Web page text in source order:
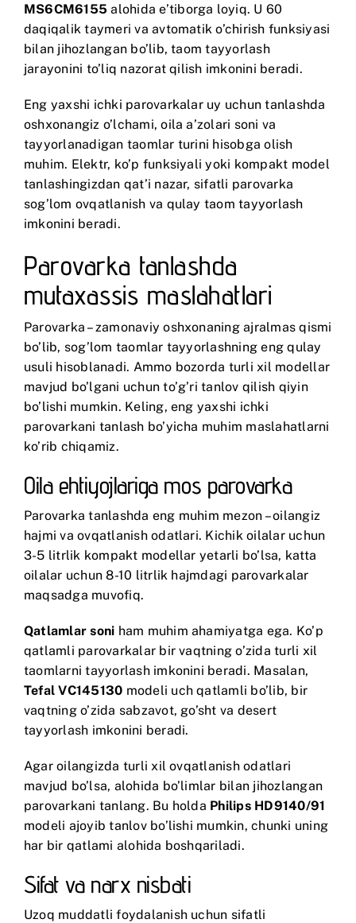
MS6CM6155 alohida e’tiborga loyiq. U 60
daqiqalik taymeri va avtomatik o’chirish funksiyasi
bilan jihozlangan bo’lib, taom tayyorlash
jarayonini to’liq nazorat qilish imkonini beradi.
Eng yaxshi ichki parovarkalar uy uchun tanlashda
oshxonangiz o’lchami, oila a’zolari soni va
tayyorlanadigan taomlar turini hisobga olish
muhim. Elektr, ko’p funksiyali yoki kompakt model
tanlashingizdan qat’i nazar, sifatli parovarka
sog’lom ovqatlanish va qulay taom tayyorlash
imkonini beradi.
Parovarka tanlashda
mutaxassis maslahatlari
Parovarka – zamonaviy oshxonaning ajralmas qismi
bo’lib, sog’lom taomlar tayyorlashning eng qulay
usuli hisoblanadi. Ammo bozorda turli xil modellar
mavjud bo’lgani uchun to’g’ri tanlov qilish qiyin
bo’lishi mumkin. Keling, eng yaxshi ichki
parovarkani tanlash bo’yicha muhim maslahatlarni
ko’rib chiqamiz.
Oila ehtiyojlariga mos parovarka
Parovarka tanlashda eng muhim mezon – oilangiz
hajmi va ovqatlanish odatlari. Kichik oilalar uchun
3-5 litrlik kompakt modellar yetarli bo’lsa, katta
oilalar uchun 8-10 litrlik hajmdagi parovarkalar
maqsadga muvofiq.
Qatlamlar soni ham muhim ahamiyatga ega. Ko’p
qatlamli parovarkalar bir vaqtning o’zida turli xil
taomlarni tayyorlash imkonini beradi. Masalan,
Tefal VC145130 modeli uch qatlamli bo’lib, bir
vaqtning o’zida sabzavot, go’sht va desert
tayyorlash imkonini beradi.
Agar oilangizda turli xil ovqatlanish odatlari
mavjud bo’lsa, alohida bo’limlar bilan jihozlangan
parovarkani tanlang. Bu holda Philips HD9140/91
modeli ajoyib tanlov bo’lishi mumkin, chunki uning
har bir qatlami alohida boshqariladi.
Sifat va narx nisbati
Uzoq muddatli foydalanish uchun sifatli